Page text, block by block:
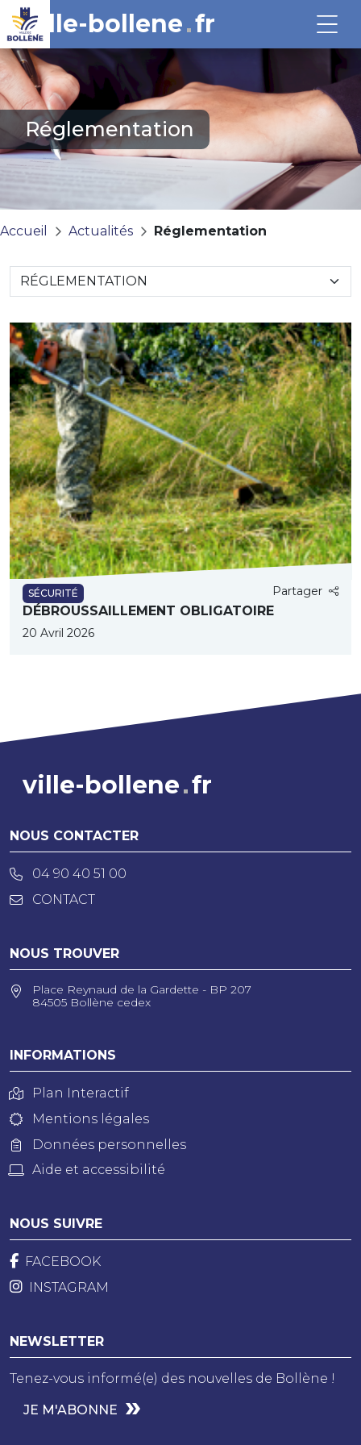
ville-bollene fr
Réglementation
Accueil Actualités Réglementation
SÉCURITÉ Partager
DÉBROUSSAILLEMENT OBLIGATOIRE
20 Avril 2026
ville-bollene fr
NOUS CONTACTER
04 90 40 51 00
CONTACT
NOUS TROUVER
Place Reynaud de la Gardette - BP 207
84505 Bollène cedex
INFORMATIONS
Plan Interactif
Mentions légales
Données personnelles
Aide et accessibilité
NOUS SUIVRE
FACEBOOK
INSTAGRAM
NEWSLETTER
Tenez-vous informé(e) des nouvelles de Bollène !
JE M'ABONNE